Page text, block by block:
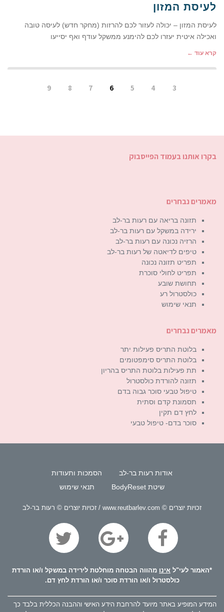
לעיסת המזון
לעיסת המזון – יכולה לעזור לכם להרזות (מחקר חדש) לעיסה טובה
ואכילה איטית יעזרו לכם להימנע ממשקל עודף ואף יסייעו
קרא עוד ←
3
4
5
6
7
8
9
בקרו אותנו בעמוד הפייסבוק
מאמרים נבחרים
תזונה בריאה עם רעות בר-לב
ירידה במשקל עם רעות בר-לב
הרזיה נכונה עם רעות בר-לב
טיפים לדיאטה של רעות בר-לב
תפריט תזונה נכונה
תפריט לחולי סוכרת
תחושת שובע
כולסטרול רע
תנאי שימוש
מאמרים נבחרים
בלוטת התריס פעילות יתר
בלוטת התריס סימפטומים
תת פעילות בלוטת התריס בהריון
תזונה להורדת כולסטרול
טיפול טבעי סוכר גבוה בדם
תסמונת קדם וסתית
לחץ דם תקין
סוכר בדם- טיפול טבעי
אודות רעות בר-לב
הסמכות ותעודות
שיטת BodyReset
תנאי שימוש
זכויות יוצרים © www.reutbarlev.com / זכויות יוצרים © רעות בר-לב
*האמור לעי"ל אינו מהווה הבטחה מוחלטת לירידה במשקל ו/או הורדת
כולסטרול ו/או הורדת סוכר ו/או הורדת לחץ דם.
המידע המופיע באתר מיועד להרחבת הידע האישי וההבנה הכללית בלבד כך